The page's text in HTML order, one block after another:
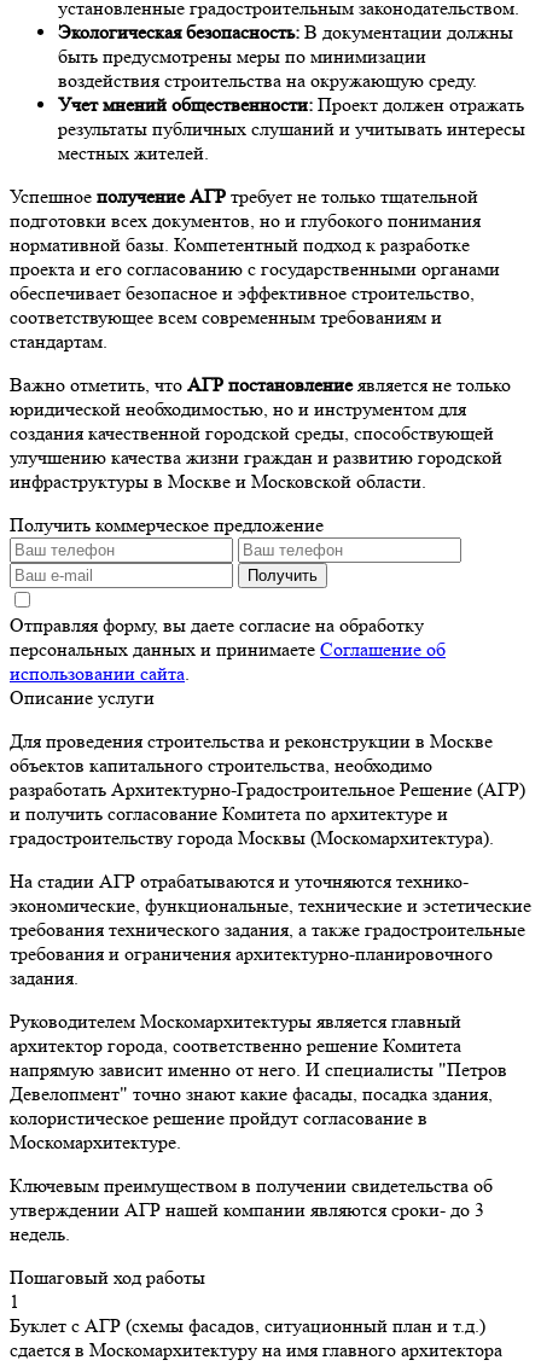
установленные градостроительным законодательством.
Экологическая безопасность: В документации должны
быть предусмотрены меры по минимизации
воздействия строительства на окружающую среду.
Учет мнений общественности: Проект должен отражать
результаты публичных слушаний и учитывать интересы
местных жителей.
Успешное получение АГР требует не только тщательной
подготовки всех документов, но и глубокого понимания
нормативной базы. Компетентный подход к разработке
проекта и его согласованию с государственными органами
обеспечивает безопасное и эффективное строительство,
соответствующее всем современным требованиям и
стандартам.
Важно отметить, что АГР постановлениеявляется не только
юридической необходимостью, но и инструментом для
создания качественной городской среды, способствующей
улучшению качества жизни граждан и развитию городской
инфраструктуры в Москве и Московской области.
Получить коммерческое предложение
Получить
Отправляя форму, вы даете согласие на обработку
персональных данных и принимаете Соглашение об
использовании сайта.
Описание услуги
Для проведения строительства и реконструкции в Москве
объектов капитального строительства, необходимо
разработать Архитектурно-Градостроительное Решение (АГР)
и получить согласование Комитета по архитектуре и
градостроительству города Москвы (Москомархитектура).
На стадии АГР отрабатываются и уточняются технико-
экономические, функциональные, технические и эстетические
требования технического задания, а также градостроительные
требования и ограничения архитектурно-планировочного
задания.
Руководителем Москомархитектуры является главный
архитектор города, соответственно решение Комитета
напрямую зависит именно от него. И специалисты "Петров
Девелопмент" точно знают какие фасады, посадка здания,
колористическое решение пройдут согласование в
Москомархитектуре.
Ключевым преимуществом в получении свидетельства об
утверждении АГР нашей компании являются сроки- до 3
недель.
Пошаговый ход работы
1
Буклет с АГР (схемы фасадов, ситуационный план и т.д.)
сдается в Москомархитектуру на имя главного архитектора